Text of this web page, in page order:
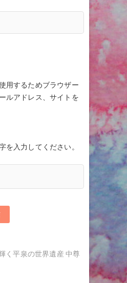
用するためブラウザー
ルアドレス、サイトを
を入力してください。
く平泉の世界遺産 中尊